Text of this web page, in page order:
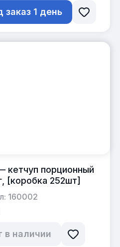
заказ 1 день
кетчуп порционный
[коробка 252шт]
160002
в наличии